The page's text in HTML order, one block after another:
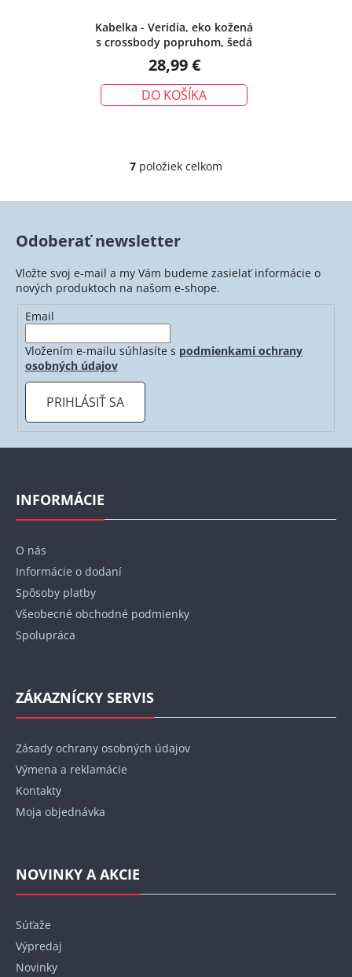
Kabelka - Veridia, eko kožená
s crossbody popruhom, šedá
28,99 €
DO KOŠÍKA
O
l
d
c
i
e
r
v
ý
p
7 položiek celkom
Odoberať newsletter
Vložte svoj e-mail a my Vám budeme zasielať informácie o
nových produktoch na našom e-shope.
Email
Vložením e-mailu súhlasíte s podmienkami ochrany
osobných údajov
PRIHLÁSIŤ SA
Z
INFORMÁCIE
O nás
Informácie o dodaní
Spôsoby platby
Všeobecné obchodné podmienky
Spolupráca
ZÁKAZNÍCKY SERVIS
Zásady ochrany osobných údajov
Výmena a reklamácie
Kontakty
Moja objednávka
NOVINKY A AKCIE
Súťaže
Výpredaj
Novinky